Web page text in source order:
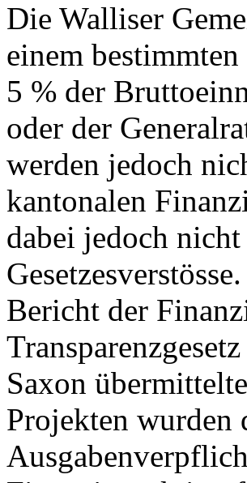
Die Walliser
einem
5 % der
oder der
werden jedoch
kantonalen
dabei jedoch
Bericht der
Saxon
Projekten wurden